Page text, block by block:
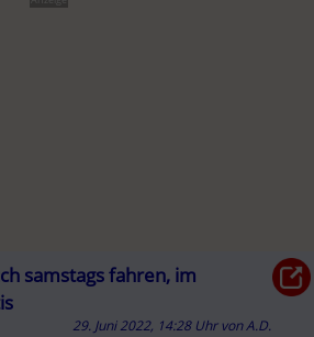
samstags fahren, im
29. Juni 2022, 14:28 Uhr vonA.D.